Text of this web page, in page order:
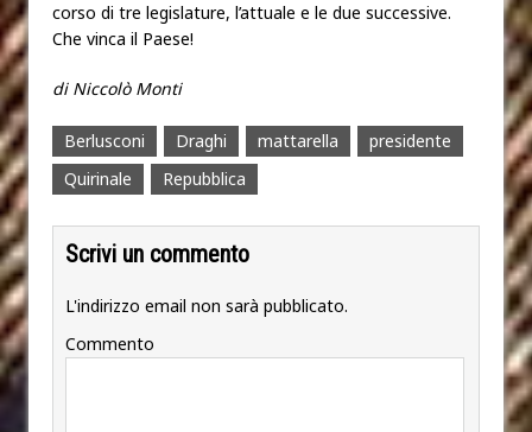
corso di tre legislature, l’attuale e le due successive.
Che vinca il Paese!
di Niccolò Monti
Berlusconi Draghi mattarella
presidente
Quirinale
Repubblica
Scrivi un commento
L'indirizzo email non sarà pubblicato.
Commento